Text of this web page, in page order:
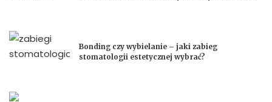
Bonding czy wybielanie – jaki zabieg
stomatologii estetycznej wybrać?